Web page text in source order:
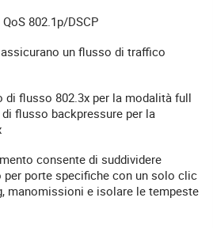
802.1p/DSCP
assicurano un flusso di traffico
flusso 802.3x per la modalità full
flusso backpressure per la
consente di suddividere
porte specifiche con un solo clic
manomissioni e isolare le tempeste